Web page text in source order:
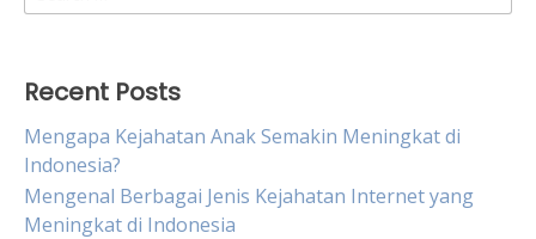
for:
Recent Posts
Mengapa Kejahatan Anak Semakin Meningkat di
Indonesia?
Mengenal Berbagai Jenis Kejahatan Internet yang
Meningkat di Indonesia